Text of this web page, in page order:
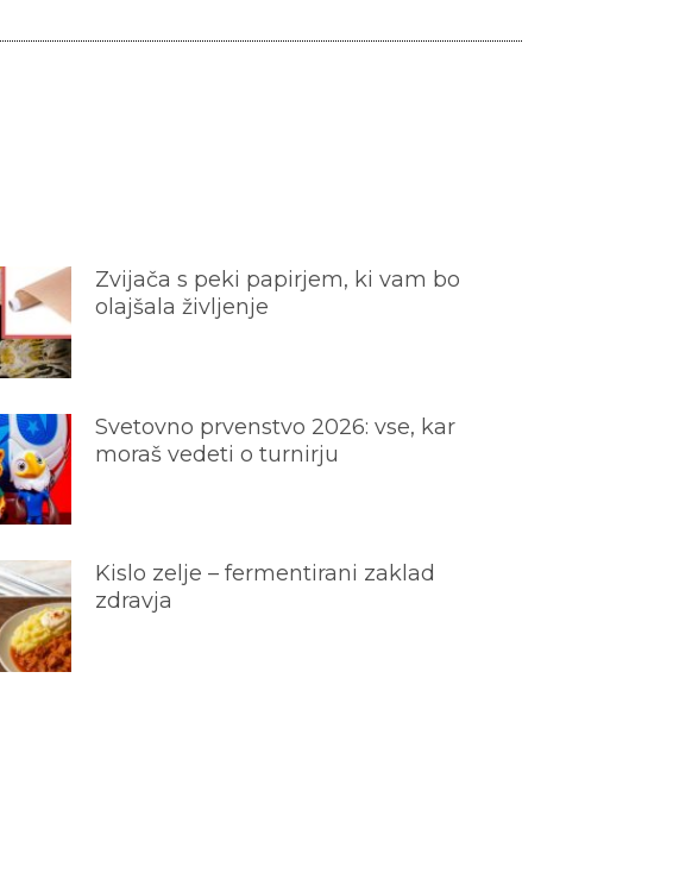
Zvijača s peki papirjem, ki vam bo
olajšala življenje
Svetovno prvenstvo 2026: vse, kar
moraš vedeti o turnirju
Kislo zelje – fermentirani zaklad
zdravja